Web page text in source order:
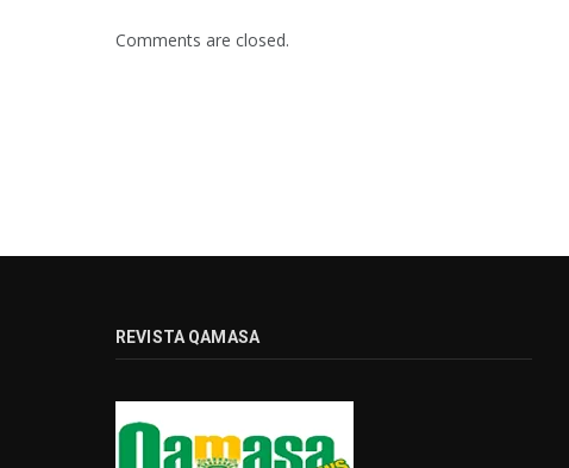
Comments are closed.
REVISTA QAMASA